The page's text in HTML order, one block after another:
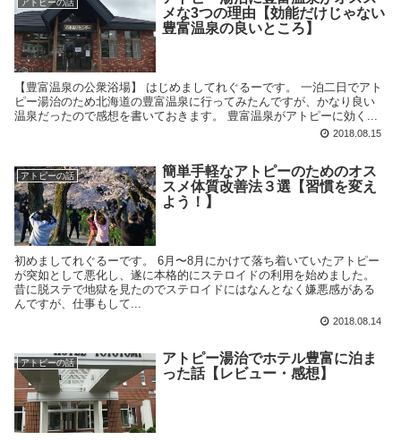
アトピーの話
メな3つの理由【効能だけじゃない
豊富温泉の良いところ】
【豊富温泉の公衆浴場】 はじめましてれぐるーです。 一泊二日でアト
ピー湯治のため北海道の豊富温泉に行ってみたんですが、かなり良い
温泉だったので感想を書いておきます。 豊富温泉がアトピーに効く...
2018.08.15
アトピーの話
簡単手軽なアトピーのためのオス
スメ体質改善法３選【習慣を変え
よう！】
初めましてれぐるーです。 6月〜8月にかけて落ち着いていたアトピー
が突如として悪化し、遂に本格的にステロイドの利用を始めました。
昔に脱ステで地獄を見たのでステロイドにはなんとなく嫌悪感がある
んですが、仕事もして...
2018.08.14
アトピーの話
アトピー湯治でホテル豊富に泊ま
った話【レビュー・感想】